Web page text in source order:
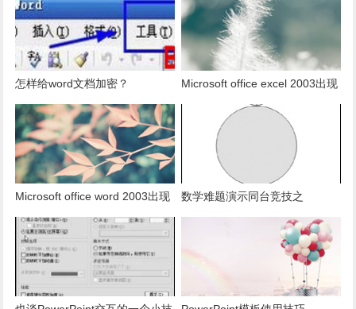
据。
怎样给word文档加密？
Microsoft office excel 2003出现
发送错误报告怎么办？
Microsoft office word 2003出现
发送错误报告怎么办？
数学难题演示同台竞技之